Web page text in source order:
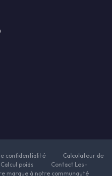
confidentialité
Calculateur de
Calcul poids
Contact Les-
marque à notre communauté